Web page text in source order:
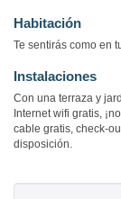
Habitación
Te sentirás como en
Instalaciones
Con una terraza y
Internet wifi gratis,
cable gratis, check-
disposición.